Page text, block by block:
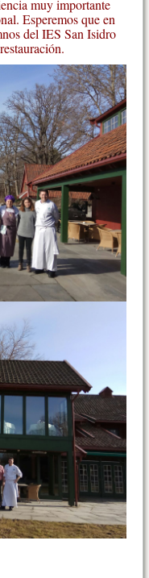
muy importante
Esperemos que en
del IES San Isidro